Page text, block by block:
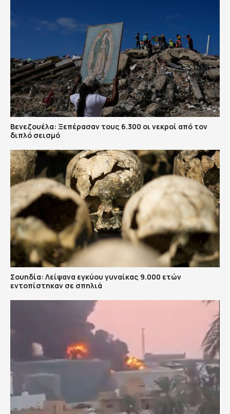
Βενεζουέλα: Ξεπέρασαν τους 6.300 οι νεκροί από τον
διπλό σεισμό
Σουηδία: Λείψανα εγκύου γυναίκας 9.000 ετών
εντοπίστηκαν σε σπηλιά